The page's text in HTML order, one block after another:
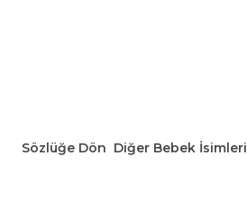
Sözlüğe Dön Diğer Bebek İsimleri